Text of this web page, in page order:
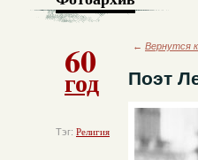
60
год
Тэг: Религия
← Вернутся
Поэт